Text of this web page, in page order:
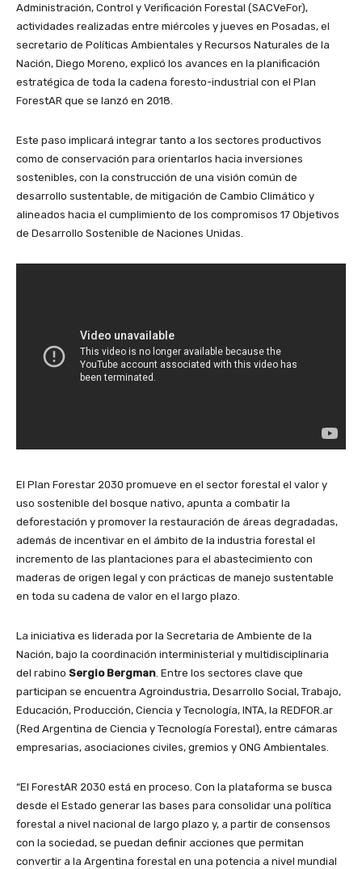
Administración, Control y Verificación Forestal (SACVeFor),
actividades realizadas entre miércoles y jueves en Posadas, el
secretario de Políticas Ambientales y Recursos Naturales de la
Nación, Diego Moreno, explicó los avances en la planificación
estratégica de toda la cadena foresto-industrial con el Plan
ForestAR que se lanzó en 2018.
Este paso implicará integrar tanto a los sectores productivos
como de conservación para orientarlos hacia inversiones
sostenibles, con la construcción de una visión común de
desarrollo sustentable, de mitigación de Cambio Climático y
alineados hacia el cumplimiento de los compromisos 17 Objetivos
de Desarrollo Sostenible de Naciones Unidas.
El Plan Forestar 2030 promueve en el sector forestal el valor y
uso sostenible del bosque nativo, apunta a combatir la
deforestación y promover la restauración de áreas degradadas,
además de incentivar en el ámbito de la industria forestal el
incremento de las plantaciones para el abastecimiento con
maderas de origen legal y con prácticas de manejo sustentable
en toda su cadena de valor en el largo plazo.
La iniciativa es liderada por la Secretaria de Ambiente de la
Nación, bajo la coordinación interministerial y multidisciplinaria
del rabino Sergio Bergman. Entre los sectores clave que
participan se encuentra Agroindustria, Desarrollo Social, Trabajo,
Educación, Producción, Ciencia y Tecnología, INTA, la REDFOR.ar
(Red Argentina de Ciencia y Tecnología Forestal), entre cámaras
empresarias, asociaciones civiles, gremios y ONG Ambientales.
“El ForestAR 2030 está en proceso. Con la plataforma se busca
desde el Estado generar las bases para consolidar una política
forestal a nivel nacional de largo plazo y, a partir de consensos
con la sociedad, se puedan definir acciones que permitan
convertir a la Argentina forestal en una potencia a nivel mundial